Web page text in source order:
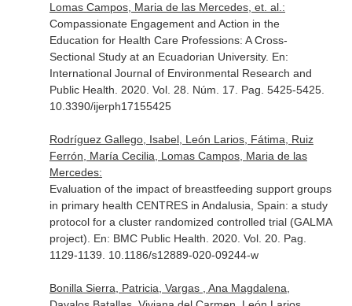
Lomas Campos, Maria de las Mercedes, et. al.:
Compassionate Engagement and Action in the
Education for Health Care Professions: A Cross-
Sectional Study at an Ecuadorian University. En:
International Journal of Environmental Research and
Public Health . 2020. Vol. 28. Núm. 17. Pag. 5425-5425.
10.3390/ijerph17155425
Rodríguez Gallego, Isabel, León Larios, Fátima, Ruiz
Ferrón, María Cecilia, Lomas Campos, Maria de las
Mercedes:
Evaluation of the impact of breastfeeding support groups
in primary health CENTRES in Andalusia, Spain: a study
protocol for a cluster randomized controlled trial (GALMA
project). En: BMC Public Health . 2020. Vol. 20. Pag.
1129-1139. 10.1186/s12889-020-09244-w
Bonilla Sierra, Patricia, Vargas , Ana Magdalena,